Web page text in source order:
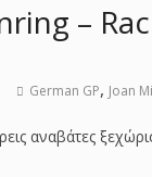
–
German GP, Joan
αναβάτες